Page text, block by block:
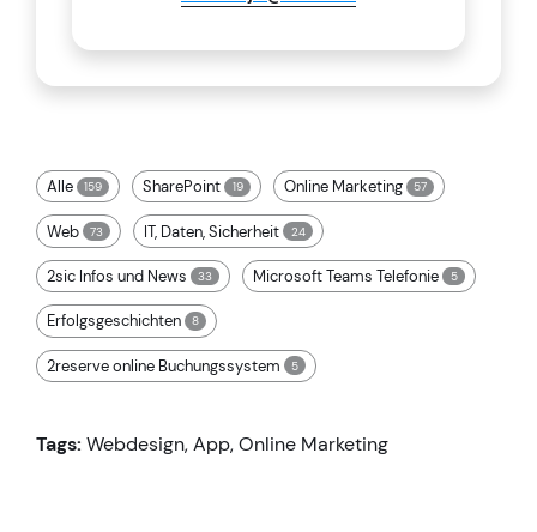
Alle 159 SharePoint 19 Online Marketing 57
Web 73 IT, Daten, Sicherheit 24
2sic Infos und News 33 Microsoft Teams Telefonie 5
Erfolgsgeschichten 8
2reserve online Buchungssystem 5
Tags: Webdesign,App,Online Marketing